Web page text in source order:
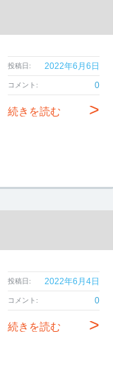
投稿日: 2022年6月6日
コメント: 0
続きを読む >
投稿日: 2022年6月4日
コメント: 0
続きを読む >